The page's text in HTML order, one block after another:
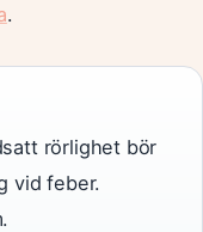
.
rörlighet bör
vid feber.